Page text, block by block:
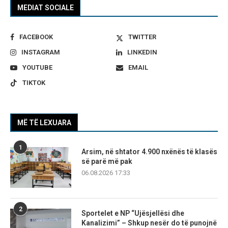
MEDIAT SOCIALE
FACEBOOK
TWITTER
INSTAGRAM
LINKEDIN
YOUTUBE
EMAIL
TIKTOK
MË TË LEXUARA
1
Arsim, në shtator 4.900 nxënës të klasës
së parë më pak
06.08.2026 17:33
2
Sportelet e NP “Ujësjellësi dhe
Kanalizimi” – Shkup nesër do të punojnë